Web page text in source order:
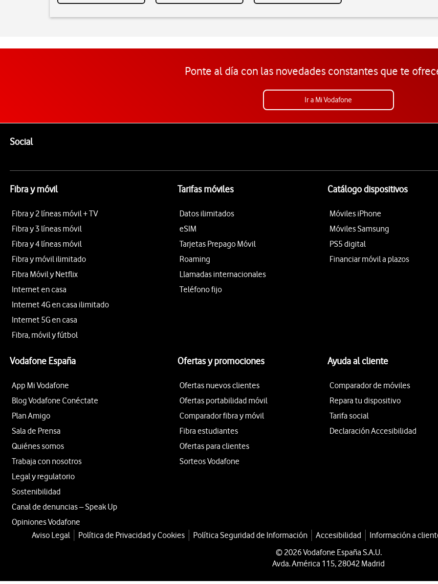
Ponte al día con las novedades constantes que te
Ir a Mi Vodafone
SocialEnlaces a las redes sociales de Vodafone
Fibra y móvil
Fibra y 2 líneas móvil + TV
Fibra y 3 líneas móvil
Fibra y 4 líneas móvil
Fibra y móvil ilimitado
Fibra Móvil y Netflix
Internet en casa
Internet 4G en casa ilimitado
Internet 5G en casa
Fibra, móvil y fútbol
Tarifas móviles
Datos ilimitados
eSIM
Tarjetas Prepago Móvil
Roaming
Llamadas internacionales
Teléfono fijo
Catálogo dispositivos
Móviles iPhone
Móviles Samsung
PS5 digital
Financiar móvil a plazos
Vodafone España
App Mi Vodafone
Blog Vodafone Conéctate
Plan Amigo
Sala de Prensa
Quiénes somos
Trabaja con nosotros
Legal y regulatorio
Sostenibilidad
Canal de denuncias – Speak Up
Opiniones Vodafone
Ofertas y promociones
Ofertas nuevos clientes
Ofertas portabilidad móvil
Comparador fibra y móvil
Fibra estudiantes
Ofertas para clientes
Sorteos Vodafone
Ayuda al cliente
Comparador de móviles
Repara tu dispositivo
Tarifa social
Declaración Accesibilidad
Aviso Legal Política de Privacidad y Cookies Política Seguridad de Información Accesibilidad Información a
© 2026 Vodafone España S.A.U.
Avda. América 115, 28042 Madrid